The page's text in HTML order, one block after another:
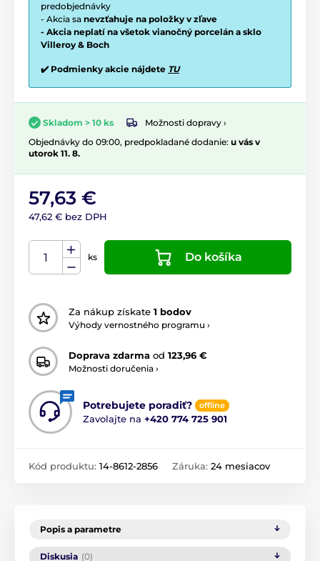
predobjednávky
- Akcia sa nevzťahuje na položky v zľave
- Akcia neplatí na všetok vianočný porcelán a sklo
Villeroy & Boch
✔️ Podmienky akcie nájdete TU
Skladom > 10 ks
Možnosti dopravy ›
Objednávky do 09:00, predpokladané dodanie: u vás v
utorok 11. 8.
57,63 €
47,62 € bez DPH
ks Do košíka
Za nákup získate 1 bodov
Výhody vernostného programu ›
Doprava zdarma od 123,96 €
Možnosti doručenia ›
Potrebujete poradiť? offline
Zavolajte na +420 774 725 901
Kód produktu: 14-8612-2856 Záruka: 24 mesiacov
Popis a parametre
Diskusia (0)